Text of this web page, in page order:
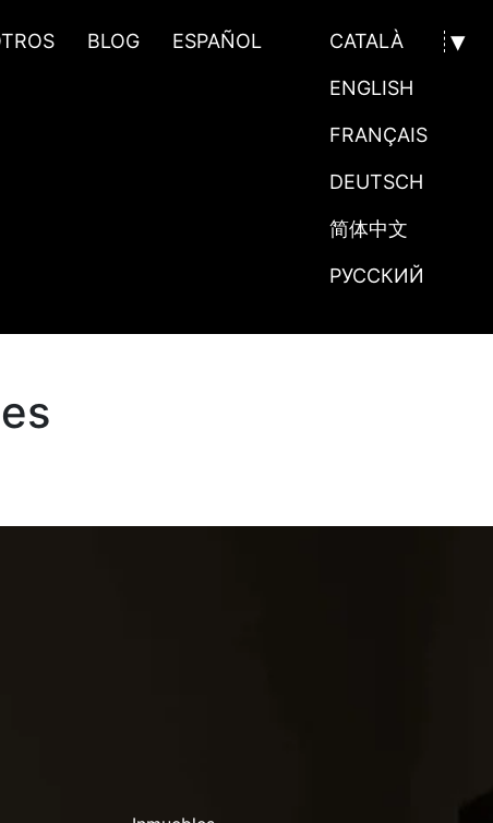
BLOG ESPAÑOL CATALÀ
ENGLISH
FRANÇAIS
DEUTSCH
简体中文
РУССКИЙ